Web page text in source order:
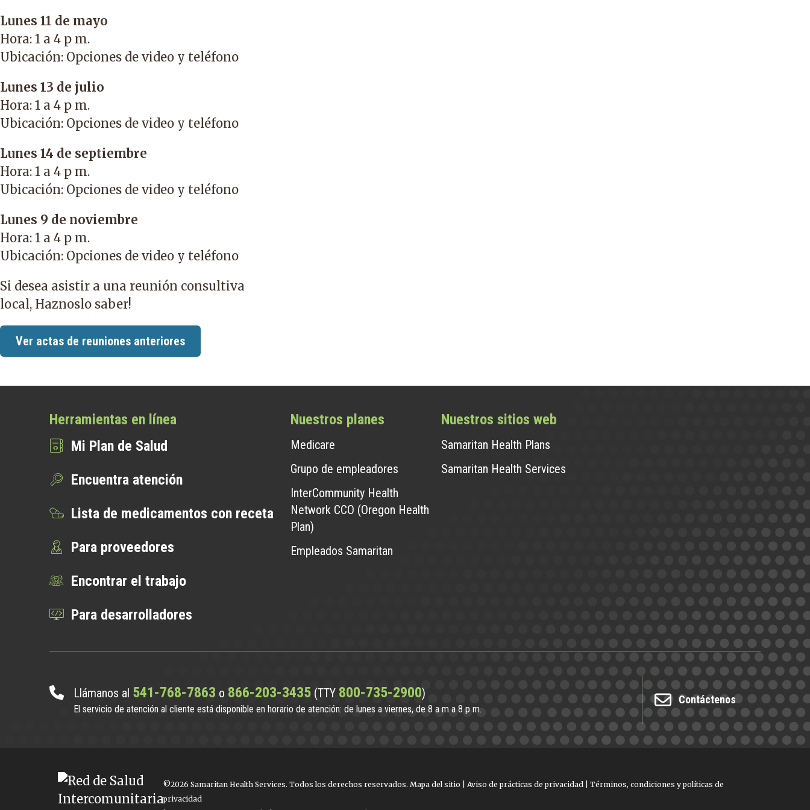
Lunes 11 de mayo
Hora: 1 a 4 p m.
Ubicación: Opciones de video y teléfono
Lunes 13 de julio
Hora: 1 a 4 p m.
Ubicación: Opciones de video y teléfono
Lunes 14 de septiembre
Hora: 1 a 4 p m.
Ubicación: Opciones de video y teléfono
Lunes 9 de noviembre
Hora: 1 a 4 p m.
Ubicación: Opciones de video y teléfono
Si desea asistir a una reunión consultiva
local, Haznoslo saber!
Ver actas de reuniones anteriores
Herramientas en línea
Mi Plan de Salud
Encuentra atención
Lista de medicamentos con receta
Para proveedores
Encontrar el trabajo
Para desarrolladores
Nuestros planes
Medicare
Grupo de empleadores
InterCommunity Health
Network CCO (Oregon Health
Plan)
Empleados Samaritan
Nuestros sitios web
Samaritan Health Plans
Samaritan Health Services
Llámanos al 541-768-7863 o 866-203-3435 (TTY 800-735-2900)
El servicio de atención al cliente está disponible en horario de atención: de lunes a viernes, de 8 a m a 8 p m.
Contáctenos
©2026 Samaritan Health Services. Todos los derechos reservados. Mapa del sitio Aviso de prácticas de privacidad
Términos, condiciones y políticas de
privacidad